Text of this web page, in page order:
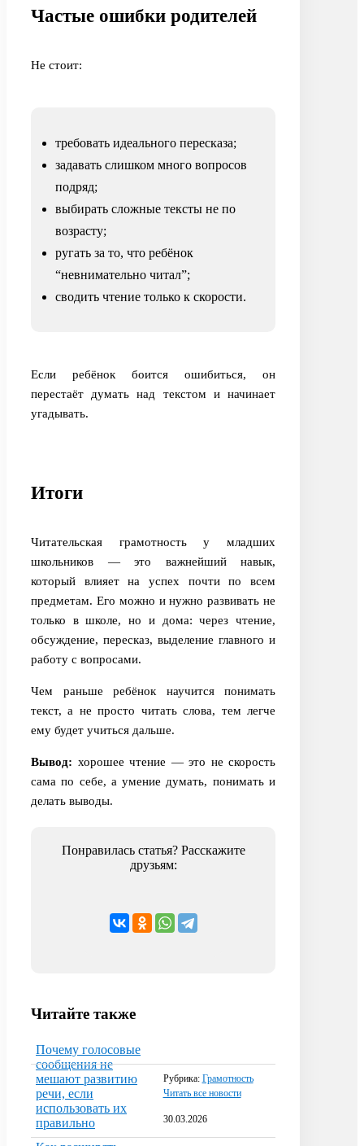
Частые ошибки родителей
Не стоит:
требовать идеального пересказа;
задавать слишком много вопросов
подряд;
выбирать сложные тексты не по
возрасту;
ругать за то, что ребёнок
“невнимательно читал”;
сводить чтение только к скорости.
Если ребёнок боится ошибиться, он
перестаёт думать над текстом и начинает
угадывать.
Итоги
Читательская грамотность у младших
школьников — это важнейший навык,
который влияет на успех почти по всем
предметам. Его можно и нужно развивать не
только в школе, но и дома: через чтение,
обсуждение, пересказ, выделение главного и
работу с вопросами.
Чем раньше ребёнок научится понимать
текст, а не просто читать слова, тем легче
ему будет учиться дальше.
Вывод: хорошее чтение — это не скорость
сама по себе, а умение думать, понимать и
делать выводы.
Понравилась статья? Расскажите
друзьям:
Читайте также
Почему голосовые
сообщения не
мешают развитию
речи, если
использовать их
правильно
Рубрика: Грамотность
Читать все новости
30.03.2026